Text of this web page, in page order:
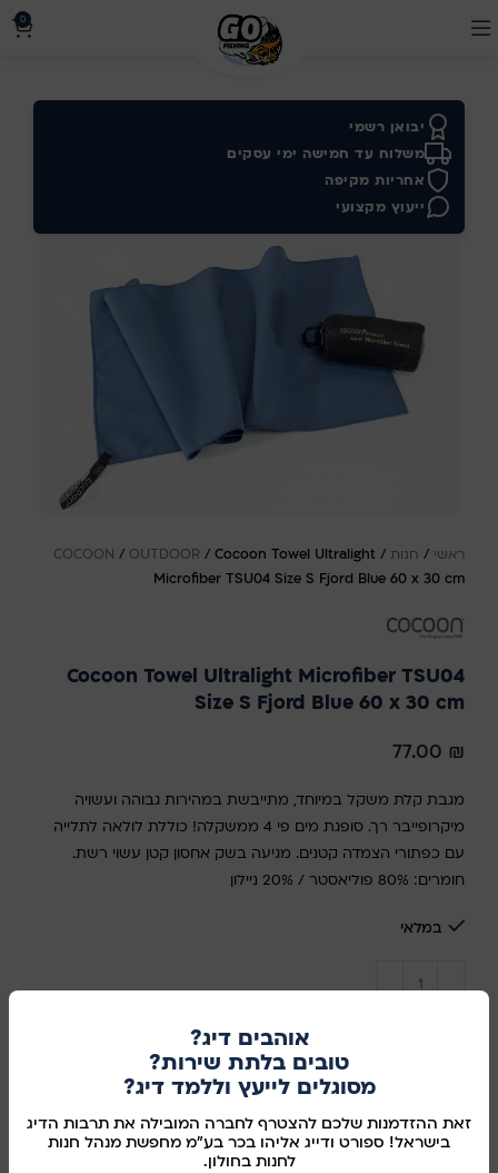
אוהבים דיג?
טובים בלתת שירות?
מסוגלים לייעץ וללמד דיג?
זאת ההזדמנות שלכם להצטרף לחברה המובילה את תרבות הדיג
בישראל! ספורט ודייג אליהו בכר בע"מ מחפשת מנהל חנות
לחנות בחולון.
0
יבואן רשמי
משלוח עד חמישה ימי עסקים
אחריות מקיפה
ייעוץ מקצועי
ראשי / חנות /
COCOON / OUTDOOR / Cocoon Towel Ultralight
Microfiber TSU04 Size S Fjord Blue 60 x 30 cm
Cocoon Towel Ultralight Microfiber TSU04
Size S Fjord Blue 60 x 30 cm
77.00 ₪
מגבת קלת משקל במיוחד, מתייבשת במהירות גבוהה ועשויה
מיקרופייבר רך. סופגת מים פי 4 ממשקלה! כוללת לולאה לתלייה
עם כפתורי הצמדה קטנים. מגיעה בשק אחסון קטן עשוי רשת.
חומרים: 80% פוליאסטר / 20% ניילון
במלאי
קנו עכשיו